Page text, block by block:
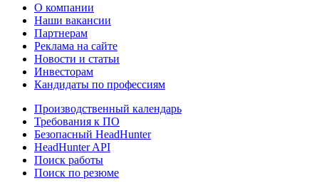
О компании
Наши вакансии
Партнерам
Реклама на сайте
Новости и статьи
Инвесторам
Кандидаты по профессиям
Производственный календарь
Требования к ПО
Безопасный HeadHunter
HeadHunter API
Поиск работы
Поиск по резюме